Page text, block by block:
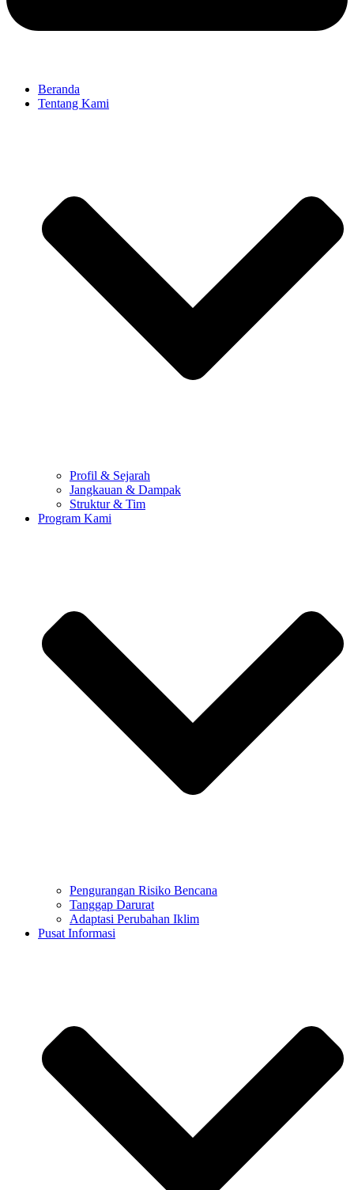
Beranda
Tentang Kami
Profil & Sejarah
Jangkauan & Dampak
Struktur & Tim
Program Kami
Pengurangan Risiko Bencana
Tanggap Darurat
Adaptasi Perubahan Iklim
Pusat Informasi